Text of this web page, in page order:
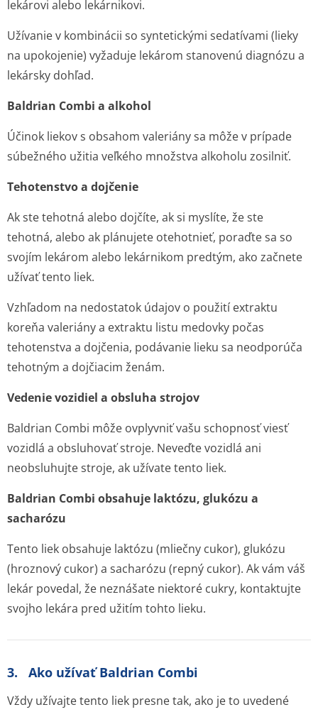
lekárovi alebo lekárnikovi.
Užívanie v kombinácii so syntetickými sedatívami (lieky
na upokojenie) vyžaduje lekárom stanovenú diagnózu a
lekársky dohľad.
Baldrian Combi a alkohol
Účinok liekov s obsahom valeriány sa môže v prípade
súbežného užitia veľkého množstva alkoholu zosilniť.
Tehotenstvo a dojčenie
Ak ste tehotná alebo dojčíte, ak si myslíte, že ste
tehotná, alebo ak plánujete otehotnieť, poraďte sa so
svojím lekárom alebo lekárnikom predtým, ako začnete
užívať tento liek.
Vzhľadom na nedostatok údajov o použití extraktu
koreňa valeriány a extraktu listu medovky počas
tehotenstva a dojčenia, podávanie lieku sa neodporúča
tehotným a dojčiacim ženám.
Vedenie vozidiel a obsluha strojov
Baldrian Combi môže ovplyvniť vašu schopnosť viesť
vozidlá a obsluhovať stroje. Neveďte vozidlá ani
neobsluhujte stroje, ak užívate tento liek.
Baldrian Combi obsahuje laktózu, glukózu a
sacharózu
Tento liek obsahuje laktózu (mliečny cukor), glukózu
(hroznový cukor) a sacharózu (repný cukor). Ak vám váš
lekár povedal, že neznášate niektoré cukry, kontaktujte
svojho lekára pred užitím tohto lieku.
3. Ako užívať Baldrian Combi
Vždy užívajte tento liek presne tak, ako je to uvedené